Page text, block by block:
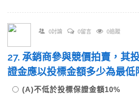
0討論 0留言 0追蹤
27. 承銷商參與競價拍賣，其
證金應以投標金額多少為最
(A)不低於投標保證金額10%